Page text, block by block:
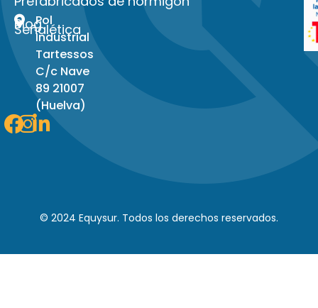
Pol
Industrial
Tartessos
C/c Nave
89 21007
(Huelva)
Facebook
Instagram
Linkedin-
Blog
Señalética
© 2024 Equysur. Todos los derechos reservados.